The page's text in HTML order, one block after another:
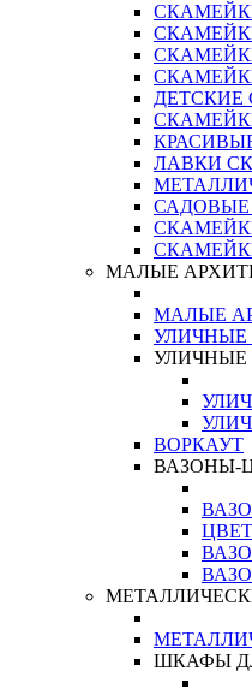
ЛАВКИ
МАЛЫЕ
МАЛЫЕ
УЛИЧНЫЕ
УЛИЧНЫЕ
ВОРКАУТ
ВАЗОНЫ-
ШКАФЫ